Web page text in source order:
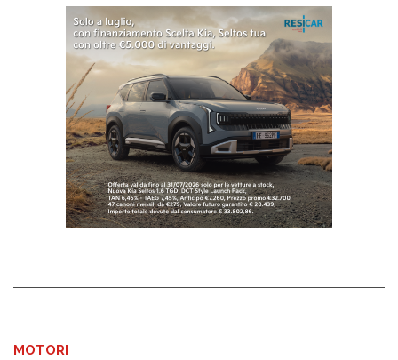
MOTORI